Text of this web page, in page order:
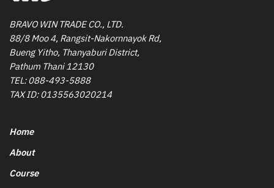
BRAVO WIN TRADE CO., LTD.
88/8 Moo 4, Rangsit-Nakornnayok Rd,
Bueng Yitho, Thanyaburi District,
Pathum Thani 12130
TEL:088-493-5888
TAX ID: 0135563020214
Home
About
Course